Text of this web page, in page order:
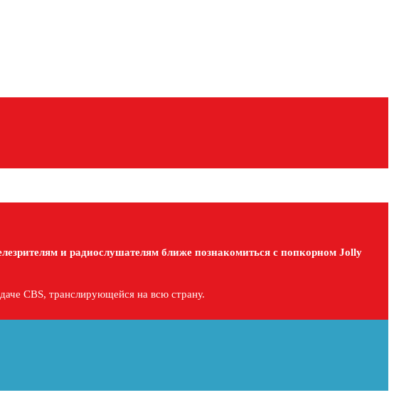
и радиослушателям ближе познакомиться с попкорном Jolly
CBS, транслирующейся на всю страну.